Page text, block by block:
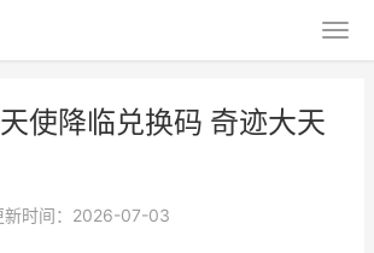
使降临兑换码 奇迹大天
新时间：2026-07-03